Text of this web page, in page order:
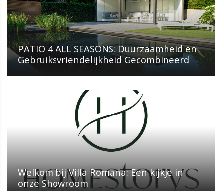
PATIO 4 ALL SEASONS: Duurzaamheid en
Gebruiksvriendelijkheid Gecombineerd
Welkom bij Villa Romana: Een kijkje in
onze Showroom